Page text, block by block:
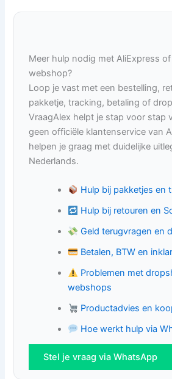
Meer hulp nodig met AliExpress
webshop?
Loop je vast met een bestelling,
pakketje, tracking, betaling of
VraagAlex helpt je stap voor stap
geen officiële klantenservice van
helpen je graag met duidelijke
Nederlands.
Hulp bij pakketjes en
Hulp bij retouren en
Geld terugvragen en
Betalen, BTW en
Problemen met
webshops
Productadvies en
Hoe werkt hulp via
Stel je vraag via WhatsApp